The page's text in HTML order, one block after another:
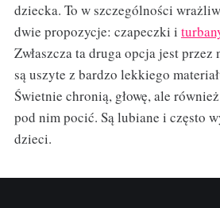
dziecka. To w szczególności
dwie propozycje: czapeczki i
Zwłaszcza ta druga opcja jest przez
są uszyte z bardzo lekkiego
Świetnie chronią, głowę, ale
pod nim pocić. Są lubiane i często
dzieci.